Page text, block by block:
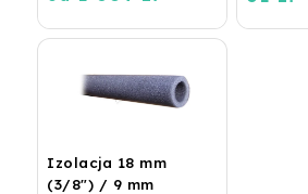
Izolacja 18 mm
(3/8") / 9 mm